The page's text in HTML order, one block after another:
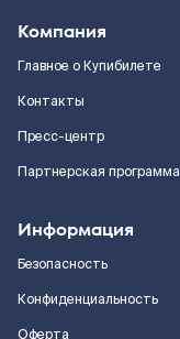
Компания
Главное о Купибилете
Контакты
Пресс-центр
Партнерская программа
Информация
Безопасность
Конфиденциальность
Оферта